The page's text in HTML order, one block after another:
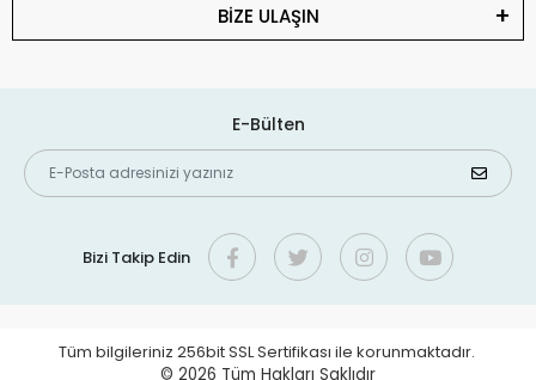
BİZE ULAŞIN
E-Bülten
Bizi Takip Edin
Tüm bilgileriniz 256bit SSL Sertifikası ile korunmaktadır.
© 2026 Tüm Hakları Saklıdır